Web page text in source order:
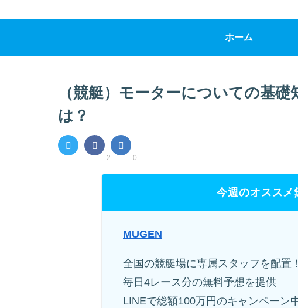
ホーム
（競艇）モーターについての基
は？
2
0
今週のオススメ
MUGEN
全国の競艇場に専属スタッフを配置！
毎日4レース分の無料予想を提供
LINEで総額100万円のキャンペーン